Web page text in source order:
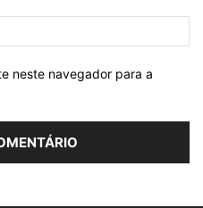
neste navegador para a